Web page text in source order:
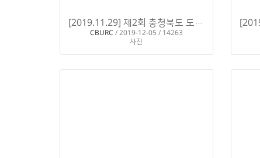
[2019.11.29] 제2회 충청북도 도시재생 정책세미나 개최
CBURC / 2019-12-05 / 14263
사진